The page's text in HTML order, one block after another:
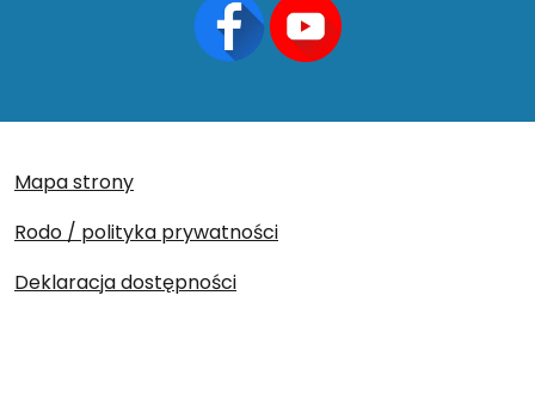
Mapa strony
Rodo / polityka prywatności
Deklaracja dostępności